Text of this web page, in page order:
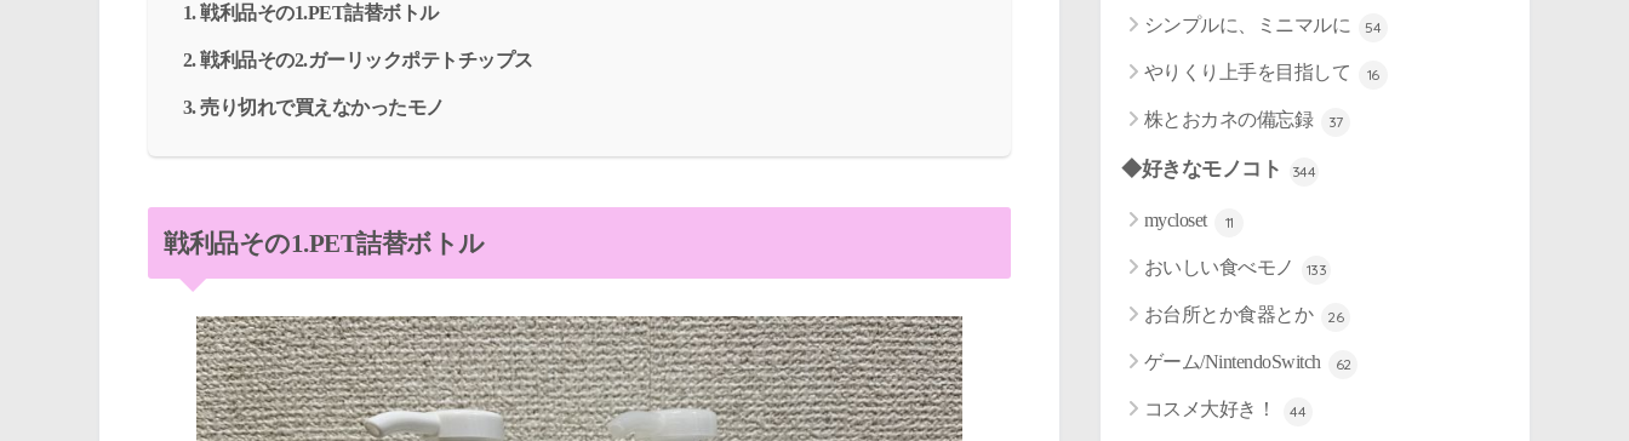
戦利品その1.PET詰替ボトル
戦利品その2.ガーリックポテトチップス
売り切れで買えなかったモノ
戦利品その1.PET詰替ボトル
シンプルに、ミニマルに 54
やりくり上手を目指して 16
株とおカネの備忘録 37
◆好きなモノコト 344
mycloset 11
おいしい食べモノ 133
お台所とか食器とか 26
ゲーム/NintendoSwitch 62
コスメ大好き！ 44